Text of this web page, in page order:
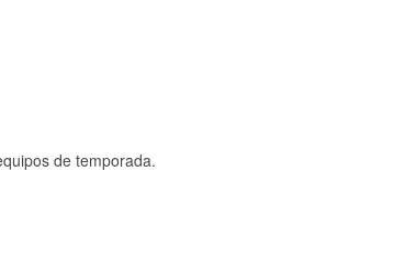
de temporada.